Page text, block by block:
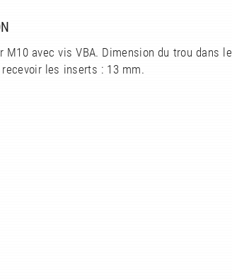
M10 avec vis VBA. Dimension du trou dans le
recevoir les inserts : 13 mm.